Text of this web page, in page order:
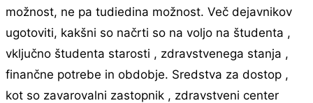
možnost, ne pa tudiedina možnost. Več dejavnikov
ugotoviti, kakšni so načrti so na voljo na študenta ,
vključno študenta starosti , zdravstvenega stanja ,
finančne potrebe in obdobje. Sredstva za dostop ,
kot so zavarovalni zastopnik , zdravstveni center